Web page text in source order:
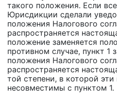
такого положения. Если
Юрисдикции сделали
положения Налогового
распространяется
положение заменяется
противном случае, пункт 1
положения Налогового
распространяется
той степени, в которой
несовместимы с пунктом 1.